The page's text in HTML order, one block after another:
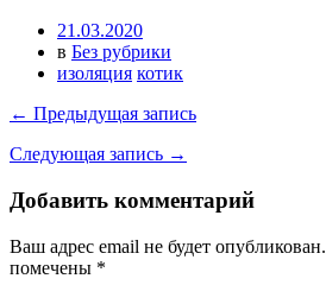
21.03.2020
в Без рубрики
изоляция котик
← Предыдущая запись
Следующая запись →
Добавить комментарий
Ваш адрес email не будет опубликован.
помечены *